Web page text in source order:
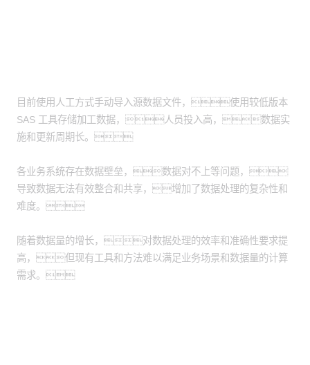
目前使用人工方式手动导入源数据文件，使用较低版本
SAS 工具存储加工数据，人员投入高，数据实
施和更新周期长。
各业务系统存在数据壁垒，数据对不上等问题，
导致数据无法有效整合和共享，增加了数据处理的复杂性和
难度。
随着数据量的增长，对数据处理的效率和准确性要求提
高，但现有工具和方法难以满足业务场景和数据量的计算
需求。